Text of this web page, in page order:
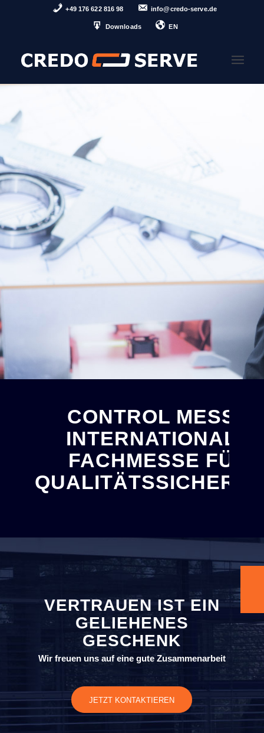
+49 176 622 816 98 info@credo-serve.de
Downloads EN
CONTROL MESSE
INTERNATIONALE
FACHMESSE FÜR
VERTRAUEN IST EIN
GELIEHENES
GESCHENK
Wir freuen uns auf eine gute Zusammenarbeit
JETZT KONTAKTIEREN